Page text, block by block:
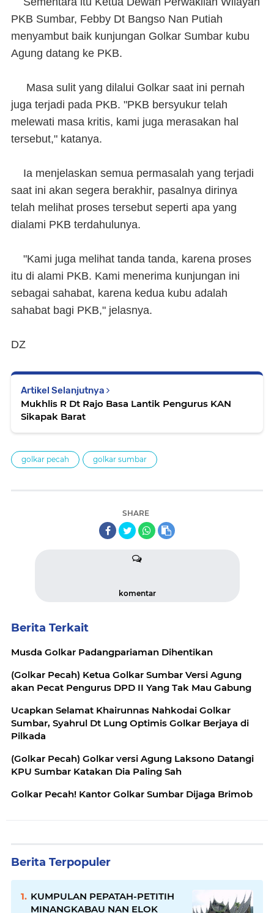
PKB Sumbar, Febby Dt Bangso Nan Putiah
menyambut baik kunjungan Golkar Sumbar kubu
Agung datang ke PKB.
Masa sulit yang dilalui Golkar saat ini pernah
juga terjadi pada PKB. "PKB bersyukur telah
melewati masa kritis, kami juga merasakan hal
tersebut," katanya.
Ia menjelaskan semua permasalah yang terjadi
saat ini akan segera berakhir, pasalnya dirinya
telah melihat proses tersebut seperti apa yang
dialami PKB terdahulunya.
"Kami juga melihat tanda tanda, karena proses
itu di alami PKB. Kami menerima kunjungan ini
sebagai sahabat, karena kedua kubu adalah
sahabat bagi PKB," jelasnya.
DZ
Artikel Selanjutnya
Mukhlis R Dt Rajo Basa Lantik Pengurus KAN
Sikapak Barat
golkar pecah golkar sumbar
SHARE
komentar
Berita Terkait
Musda Golkar Padangpariaman Dihentikan
(Golkar Pecah) Ketua Golkar Sumbar Versi Agung
akan Pecat Pengurus DPD II Yang Tak Mau Gabung
Ucapkan Selamat Khairunnas Nahkodai Golkar
Sumbar, Syahrul Dt Lung Optimis Golkar Berjaya di
Pilkada
(Golkar Pecah) Golkar versi Agung Laksono Datangi
KPU Sumbar Katakan Dia Paling Sah
Golkar Pecah! Kantor Golkar Sumbar Dijaga Brimob
Berita Terpopuler
KUMPULAN PEPATAH-PETITIH
MINANGKABAU NAN ELOK